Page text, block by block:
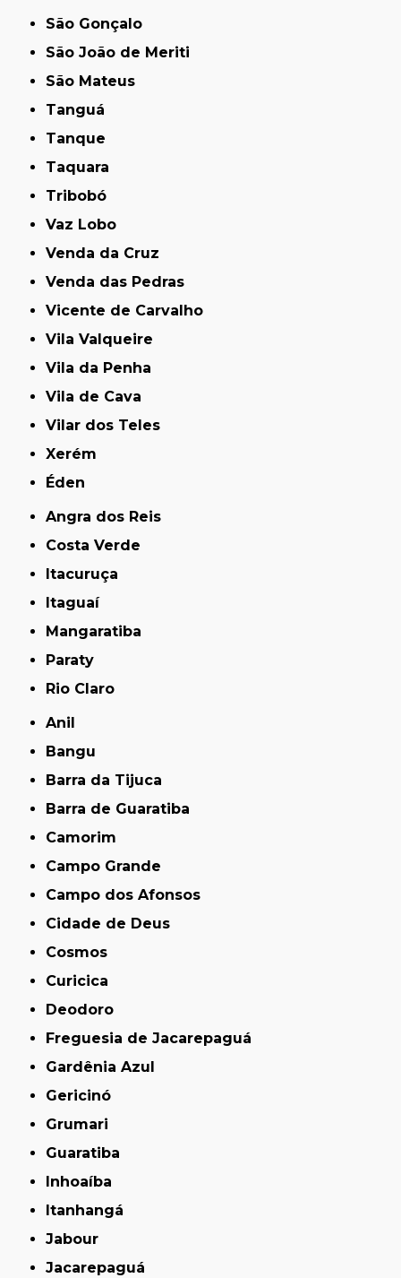
São Gonçalo
São João de Meriti
São Mateus
Tanguá
Tanque
Taquara
Tribobó
Vaz Lobo
Venda da Cruz
Venda das Pedras
Vicente de Carvalho
Vila Valqueire
Vila da Penha
Vila de Cava
Vilar dos Teles
Xerém
Éden
Angra dos Reis
Costa Verde
Itacuruça
Itaguaí
Mangaratiba
Paraty
Rio Claro
Anil
Bangu
Barra da Tijuca
Barra de Guaratiba
Camorim
Campo Grande
Campo dos Afonsos
Cidade de Deus
Cosmos
Curicica
Deodoro
Freguesia de Jacarepaguá
Gardênia Azul
Gericinó
Grumari
Guaratiba
Inhoaíba
Itanhangá
Jabour
Jacarepaguá